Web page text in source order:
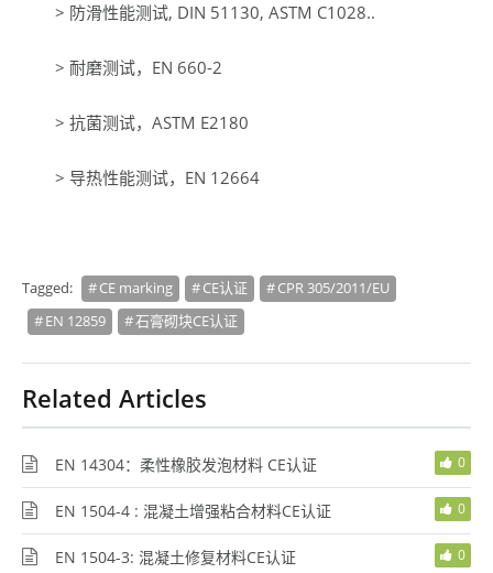
> 防滑性能测试, DIN 51130, ASTM C1028..
> 耐磨测试，EN 660-2
> 抗菌测试，ASTM E2180
> 导热性能测试，EN 12664
Tagged: CE marking CE认证
CPR 305/2011/EU
EN 12859
石膏砌块CE认证
Related Articles
EN 14304：柔性橡胶发泡材料 CE认证 0
EN 1504-4 : 混凝土增强粘合材料CE认证 0
EN 1504-3: 混凝土修复材料CE认证 0